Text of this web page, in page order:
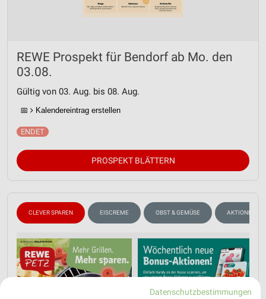
REWE Prospekt für Bendorf ab Mo. den
03.08.
Gültig von 03. Aug. bis 08. Aug.
📅 Kalendereintrag erstellen
PROSPEKT BLÄTTERN
CLEVER SPAREN EISCREME OBST & GEMÜSE AKTIONEN,
Datenschutzbestimmungen